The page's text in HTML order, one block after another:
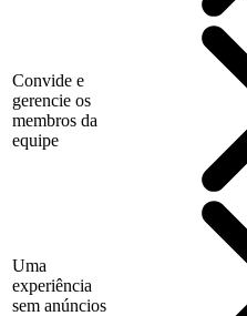
Convide e
gerencie os
membros da
equipe
Uma
experiência
sem anúncios